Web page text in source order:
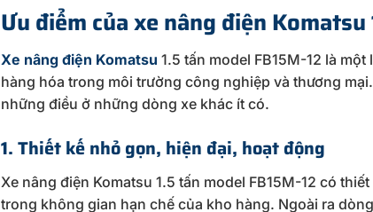
Ưu điểm của xe nâng điện
Xe nâng điện Komatsu 1.5 tấn model FB15M-12 là
hàng hóa trong môi trường công nghiệp và thương
những điều ở những dòng xe khác ít có.
1. Thiết kế nhỏ gọn, hiện đại, hoạt động
Xe nâng điện Komatsu 1.5 tấn model FB15M-12 có
trong không gian hạn chế của kho hàng. Ngoài ra